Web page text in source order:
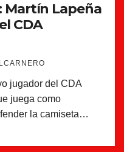
Martín Lapeña
CDA
jugador del CDA
juega como
la camiseta…